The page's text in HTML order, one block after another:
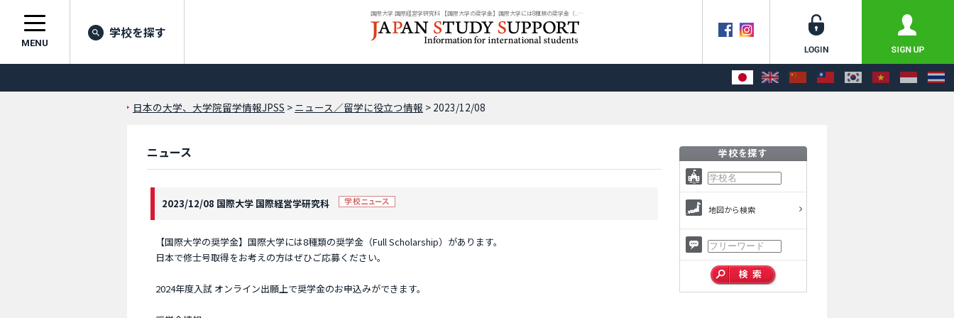
国際大学 国際経営学研究科 【国際大学の奨学金】国際大学には8種類の奨学金（... ...
MENU
学校を探す
日本の大学、大学院留学情報JPSS > ニュース／留学に役立つ情報 > 2023/12/08
ニュース
2023/12/08 国際大学 国際経営学研究科
【国際大学の奨学金】国際大学には8種類の奨学金（Full Scholarship）があります。
日本で修士号取得をお考えの方はぜひご応募ください。
2024年度入試 オンライン出願上で奨学金のお申込みができます。
地図から検索